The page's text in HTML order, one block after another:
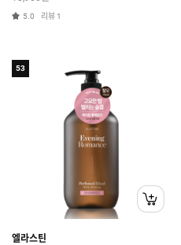
5.0 리뷰 1
53
엘라스틴